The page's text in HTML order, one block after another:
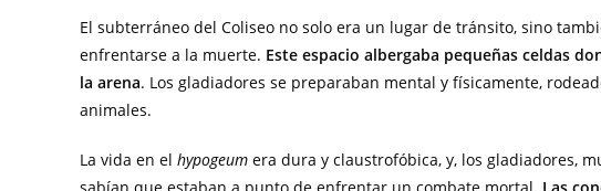
El subterráneo del Coliseo no solo era un lugar de tránsito, sino
enfrentarse a la muerte. Este espacio albergaba pequeñas celdas
la arena. Los gladiadores se preparaban mental y físicamente,
animales.
La vida en el hypogeum era dura y claustrofóbica, y, los gladiadores,